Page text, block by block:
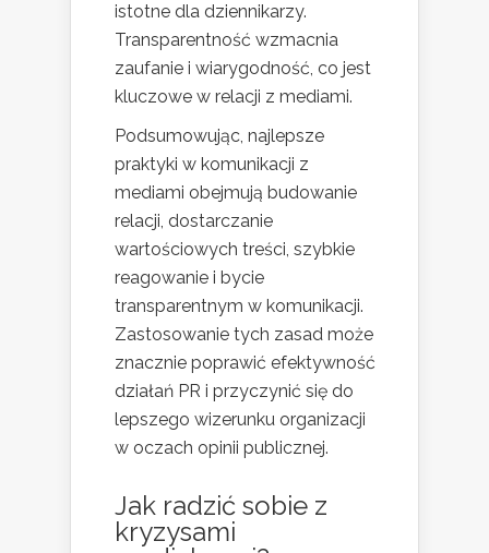
istotne dla dziennikarzy.
Transparentność wzmacnia
zaufanie i wiarygodność, co jest
kluczowe w relacji z mediami.
Podsumowując, najlepsze
praktyki w komunikacji z
mediami obejmują budowanie
relacji, dostarczanie
wartościowych treści, szybkie
reagowanie i bycie
transparentnym w komunikacji.
Zastosowanie tych zasad może
znacznie poprawić efektywność
działań PR i przyczynić się do
lepszego wizerunku organizacji
w oczach opinii publicznej.
Jak radzić sobie z
kryzysami